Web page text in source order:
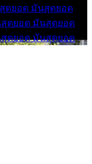
ดยอด มันสุดยอด
ดยอด มันสุดยอด
ดยอด มันสุดยอด